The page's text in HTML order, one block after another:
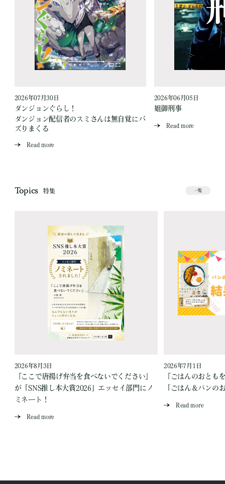
2026年07月30日
ダンジョンぐらし！
ダンジョン配信者のスミさんは無自覚にバ
ズりまくる
Read more
2026年06月05日
姐御刑事
Read more
Topics 特集 一覧
2026年8月3日
『ここで唐揚げ弁当を食べないでください』
が「SNS推し本大賞2026」エッセイ部門にノ
ミネート！
Read more
2026年7月1日
『ごはんのおとも
「ごはん＆パンの
Read more